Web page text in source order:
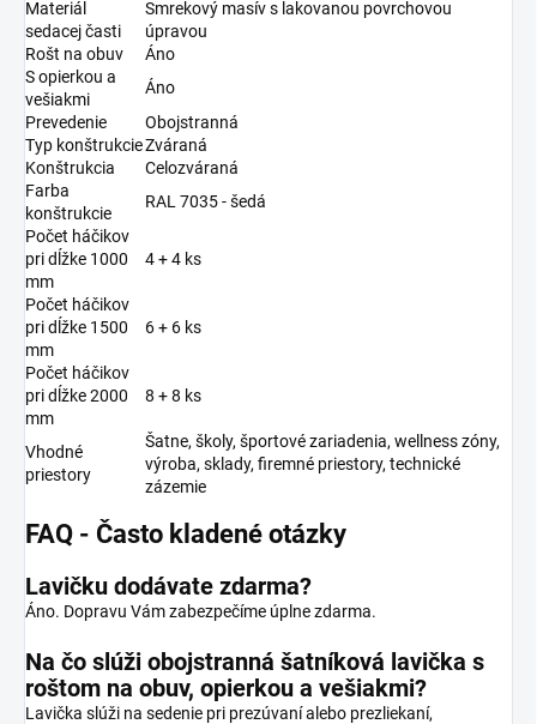
Materiál
sedacej časti
Smrekový masív s lakovanou povrchovou
úpravou
Rošt na obuv
Áno
S opierkou a
vešiakmi
Áno
Prevedenie
Obojstranná
Typ konštrukcieZváraná
Konštrukcia
Celozváraná
Farba
konštrukcie
RAL 7035 - šedá
Počet háčikov
pri dĺžke 1000
mm
4 + 4 ks
Počet háčikov
pri dĺžke 1500
mm
6 + 6 ks
Počet háčikov
pri dĺžke 2000
mm
8 + 8 ks
Vhodné
priestory
Šatne, školy, športové zariadenia, wellness zóny,
výroba, sklady, firemné priestory, technické
zázemie
FAQ - Často kladené otázky
Lavičku dodávate zdarma?
Áno. Dopravu Vám zabezpečíme úplne zdarma.
Na čo slúži obojstranná šatníková lavička s
roštom na obuv, opierkou a vešiakmi?
Lavička slúži na sedenie pri prezúvaní alebo prezliekaní,